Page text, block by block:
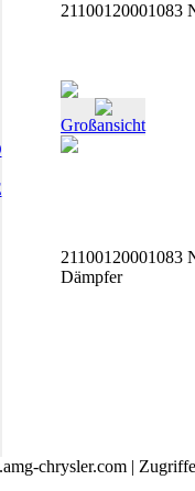
21100120001083
Großansicht
21100120001083
Dämpfer
chrysler.com |